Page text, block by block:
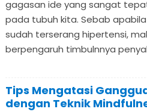
gagasan ide yang sangat
pada tubuh kita. Sebab
sudah terserang hipertensi,
berpengaruh timbulnnya
Tips Mengatasi
dengan Teknik